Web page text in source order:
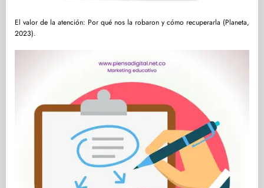
El valor de la atención: Por qué nos la robaron y cómo recuperarla (Planeta,
2023).